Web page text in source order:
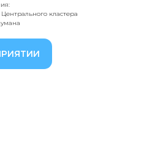
кластера